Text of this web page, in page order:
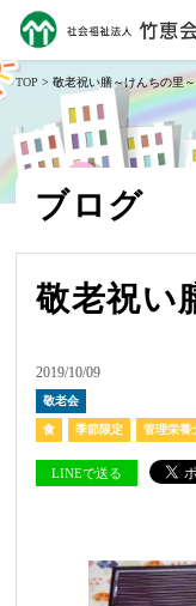
TOP > 敬老祝い膳～けんちの里～
ブログ
敬老祝い
2019/10/09
敬老会
食 季節限定 管理栄養
LINEで送る